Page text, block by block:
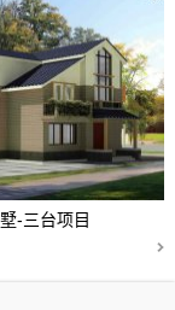
-三台项目